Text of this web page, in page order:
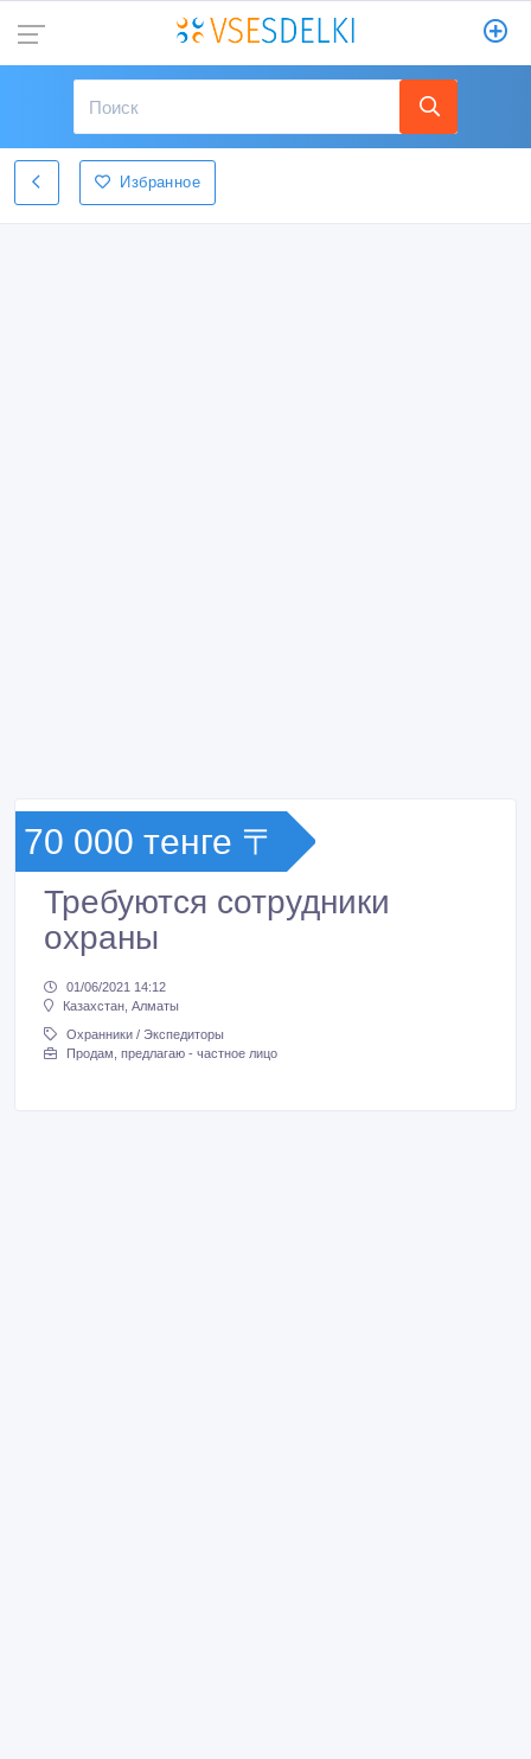
Избранное
70 000 тенге 〒
Требуются сотрудники
охраны
01/06/2021 14:12
Казахстан, Алматы
Охранники / Экспедиторы
Продам, предлагаю - частное лицо